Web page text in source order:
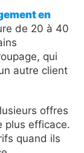
en
de 20 à 40
qui
autre client
offres
plus efficace.
quand ils